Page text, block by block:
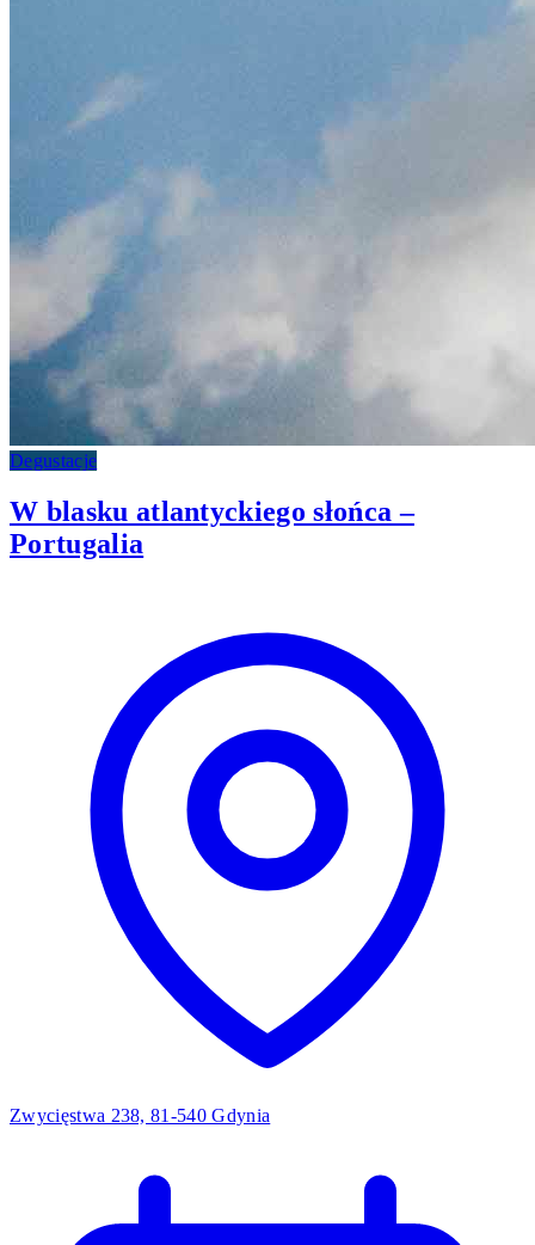
Degustacje
W blasku atlantyckiego słońca –
Portugalia
Zwycięstwa 238, 81-540 Gdynia